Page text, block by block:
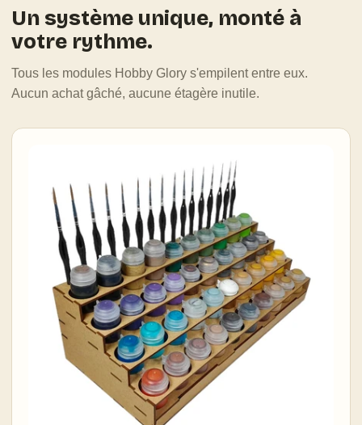
Un système unique, monté à
votre rythme.
Tous les modules Hobby Glory s'empilent entre eux.
Aucun achat gâché, aucune étagère inutile.